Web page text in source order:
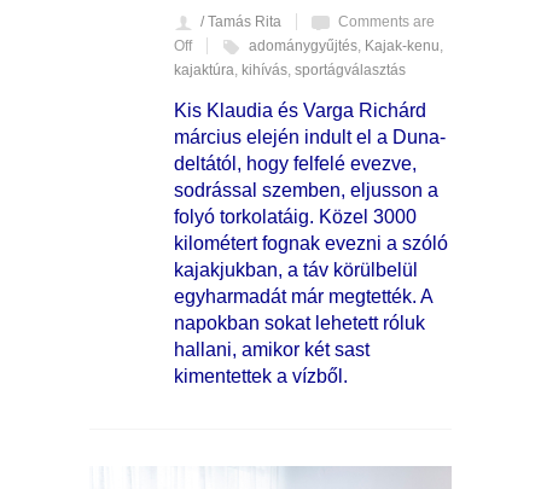
/ Tamás Rita
Comments are
Off
adománygyűjtés, Kajak-kenu,
kajaktúra, kihívás, sportágválasztás
Kis Klaudia és Varga Richárd
március elején indult el a Duna-
deltától, hogy felfelé evezve,
sodrással szemben, eljusson a
folyó torkolatáig. Közel 3000
kilométert fognak evezni a szóló
kajakjukban, a táv körülbelül
egyharmadát már megtették. A
napokban sokat lehetett róluk
hallani, amikor két sast
kimentettek a vízből.